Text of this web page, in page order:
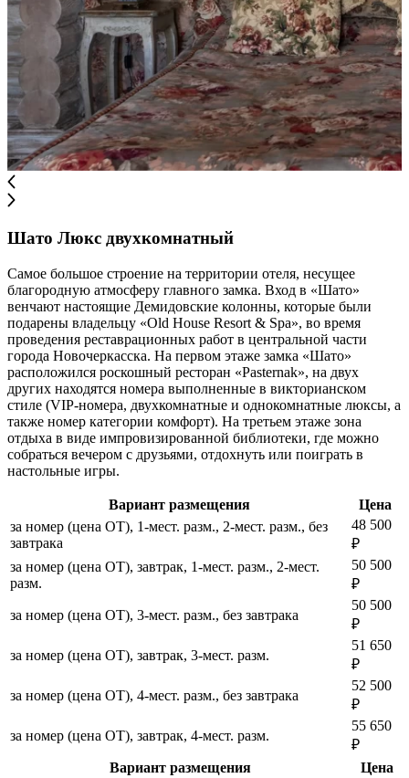
Шато Люкс двухкомнатный
Самое большое строение на территории отеля, несущее
благородную атмосферу главного замка. Вход в «Шато»
венчают настоящие Демидовские колонны, которые были
подарены владельцу «Old House Resort & Spa», во время
проведения реставрационных работ в центральной части
города Новочеркасска. На первом этаже замка «Шато»
расположился роскошный ресторан «Pasternak», на двух
других находятся номера выполненные в викторианском
стиле (VIP-номера, двухкомнатные и однокомнатные люксы, а
также номер категории комфорт). На третьем этаже зона
отдыха в виде импровизированной библиотеки, где можно
собраться вечером с друзьями, отдохнуть или поиграть в
настольные игры.
Вариант размещения
Цена
за номер (цена ОТ), 1-мест. разм., 2-мест. разм., без
завтрака
48 500
₽
за номер (цена ОТ), завтрак, 1-мест. разм., 2-мест.
разм.
50 500
₽
за номер (цена ОТ), 3-мест. разм., без завтрака
50 500
₽
за номер (цена ОТ), завтрак, 3-мест. разм.
51 650
₽
за номер (цена ОТ), 4-мест. разм., без завтрака
52 500
₽
за номер (цена ОТ), завтрак, 4-мест. разм.
55 650
₽
Вариант размещения
Цена